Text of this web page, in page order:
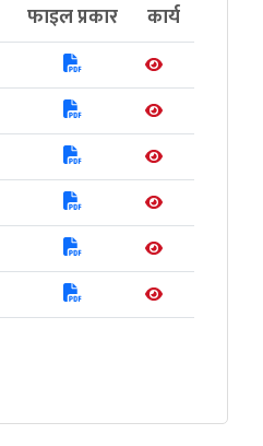
फाइल प्रकार कार्य